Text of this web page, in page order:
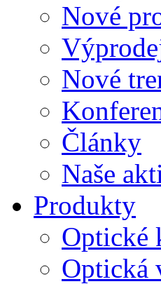
Nové
Nové
Články
Naše
Produkty
Optické
Optická